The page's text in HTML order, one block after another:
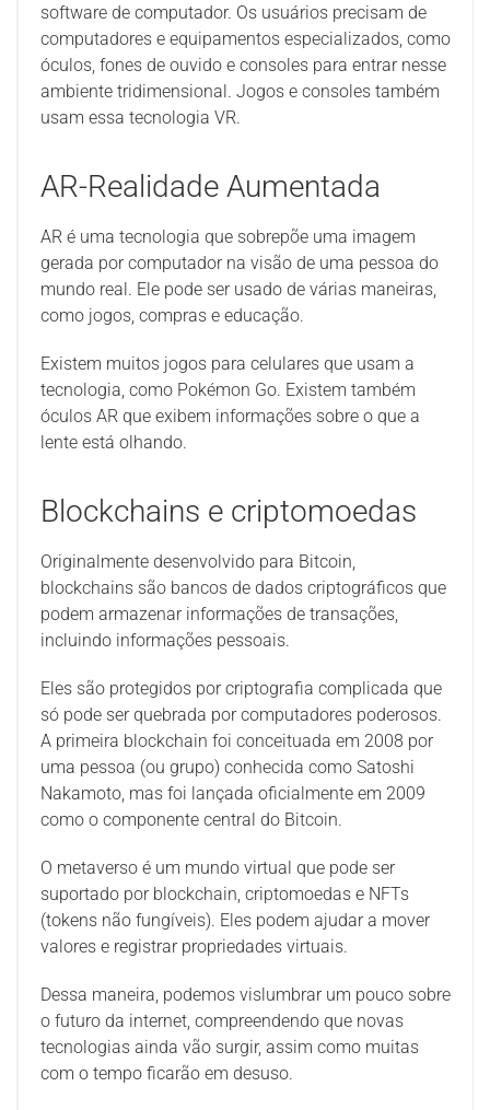
software de computador. Os usuários precisam de
computadores e equipamentos especializados, como
óculos, fones de ouvido e consoles para entrar nesse
ambiente tridimensional. Jogos e consoles também
usam essa tecnologia VR.
AR-Realidade Aumentada
AR é uma tecnologia que sobrepõe uma imagem
gerada por computador na visão de uma pessoa do
mundo real. Ele pode ser usado de várias maneiras,
como jogos, compras e educação.
Existem muitos jogos para celulares que usam a
tecnologia, como Pokémon Go. Existem também
óculos AR que exibem informações sobre o que a
lente está olhando.
Blockchains e criptomoedas
Originalmente desenvolvido para Bitcoin,
blockchains são bancos de dados criptográficos que
podem armazenar informações de transações,
incluindo informações pessoais.
Eles são protegidos por criptografia complicada que
só pode ser quebrada por computadores poderosos.
A primeira blockchain foi conceituada em 2008 por
uma pessoa (ou grupo) conhecida como Satoshi
Nakamoto, mas foi lançada oficialmente em 2009
como o componente central do Bitcoin.
O metaverso é um mundo virtual que pode ser
suportado por blockchain, criptomoedas e NFTs
(tokens não fungíveis). Eles podem ajudar a mover
valores e registrar propriedades virtuais.
Dessa maneira, podemos vislumbrar um pouco sobre
o futuro da internet, compreendendo que novas
tecnologias ainda vão surgir, assim como muitas
com o tempo ficarão em desuso.